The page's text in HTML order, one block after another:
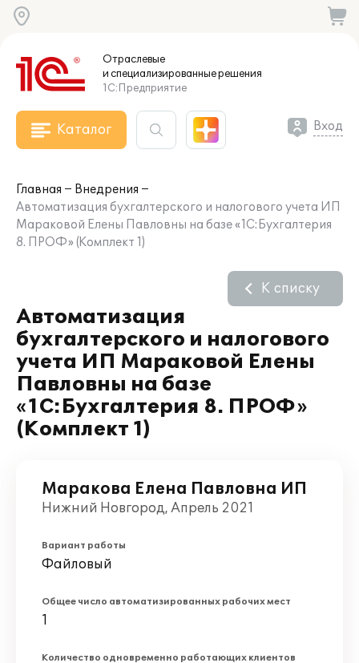
Отраслевые
и специализированныерешения
1С:Предприятие
Каталог Вход
Главная
Внедрения
Автоматизация бухгалтерского и налогового учета ИП
Мараковой Елены Павловны на базе «1С:Бухгалтерия
8. ПРОФ» (Комплект 1)
Автоматизация
бухгалтерского и налогового
учета ИП Мараковой Елены
Павловны на базе
«1С:Бухгалтерия 8. ПРОФ»
(Комплект 1)
К списку
Маракова Елена Павловна ИП
Нижний Новгород, Апрель 2021
Вариант работы
Файловый
Общее число автоматизированных рабочих мест
1
Количество одновременно работающих клиентов